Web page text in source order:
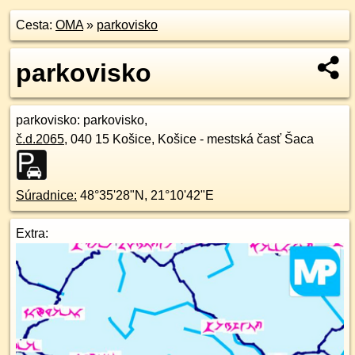
Cesta: OMA» parkovisko
parkovisko
parkovisko: parkovisko,
č.d.2065, 040 15 Košice, Košice - mestská časť Šaca
Súradnice: 48°35'28"N , 21°10'42"E
Extra: